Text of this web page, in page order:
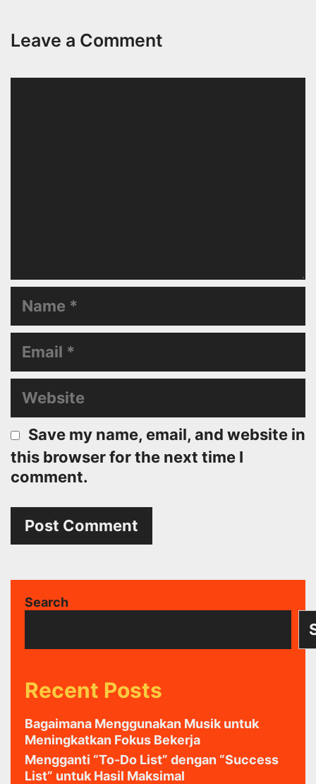
Leave a Comment
Name
Email
Website
Save my name, email, and website in
this browser for the next time I
comment.
Search
Recent Posts
Bagaimana Menggunakan Musik untuk
Meningkatkan Fokus Bekerja
Mengganti “To-Do List” dengan “Success
List” untuk Hasil Maksimal